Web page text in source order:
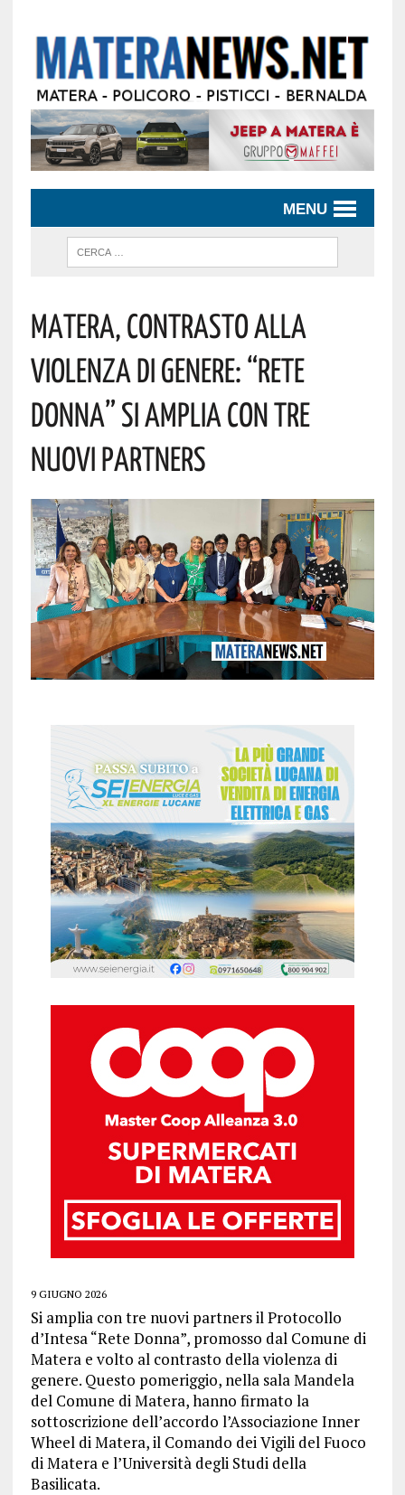
MENU
Matera, Contrasto Alla
Violenza Di Genere: “Rete
Donna” Si Amplia Con Tre
Nuovi Partners
9 GIUGNO 2026
Si amplia con tre nuovi partners il Protocollo
d’Intesa “Rete Donna”, promosso dal Comune di
Matera e volto al contrasto della violenza di
genere. Questo pomeriggio, nella sala Mandela
del Comune di Matera, hanno firmato la
sottoscrizione dell’accordo l’Associazione Inner
Wheel di Matera, il Comando dei Vigili del Fuoco
di Matera e l’Università degli Studi della
Basilicata.